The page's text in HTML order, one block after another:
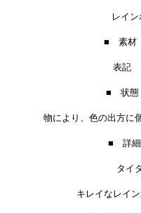
レイ
■ 素
表記
■ 状
物により、色の出方に
■ 詳
タイ
キレイなレイ